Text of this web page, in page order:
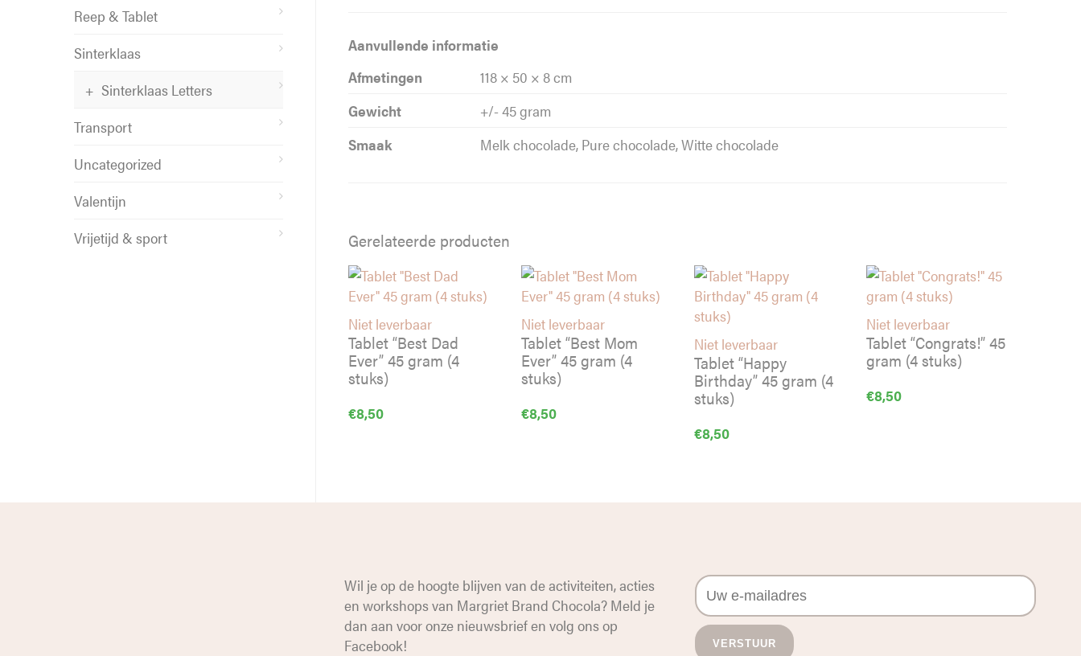
Aanvullende informatie
Afmetingen
118 × 50 × 8 cm
Gewicht
+/- 45 gram
Smaak
Melk chocolade, Pure chocolade, Witte chocolade
Gerelateerde producten
Niet leverbaar
Tablet “Best Dad
Ever” 45 gram (4
stuks)
€8,50
Niet leverbaar
Tablet “Best Mom
Ever” 45 gram (4
stuks)
€8,50
Niet leverbaar
Tablet “Happy
Birthday” 45 gram (4
stuks)
€8,50
Niet leverbaar
Tablet “Congrats!” 45
gram (4 stuks)
€8,50
Reep & Tablet
Sinterklaas
Sinterklaas Letters
Transport
Uncategorized
Valentijn
Vrijetijd & sport
Wil je op de hoogte blijven van de activiteiten, acties
en workshops van Margriet Brand Chocola? Meld je
dan aan voor onze nieuwsbrief en volg ons op
Facebook!